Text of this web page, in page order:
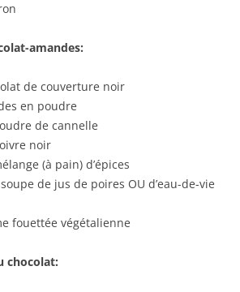
amandes:
de couverture noir
en poudre
de cannelle
noir
(à pain) d’épices
de jus de poires OU d’eau-de-vie
fouettée végétalienne
chocolat: